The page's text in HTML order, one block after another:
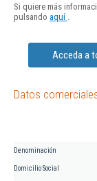
Si quiere más
pulsando aquí
Acceda a
Datos
Denominación
Domicilio Social